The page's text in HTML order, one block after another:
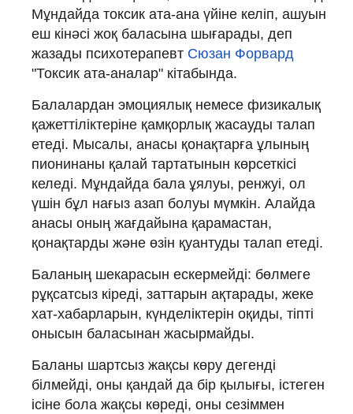
Мұндайда токсик ата-ана үйіне келіп, ашуын
еш кінәсі жоқ баласына шығарады, деп
жазады психотерапевт Сюзан Форвард
"Токсик ата-аналар" кітабында.
Балалардан эмоциялық немесе физикалық
қажеттіліктеріне қамқорлық жасауды талап
етеді. Мысалы, анасы қонақтарға ұлының
пионинаны қалай тартатынын көрсеткісі
келеді. Мұндайда бала ұялуы, ренжуі, ол
үшін бұл нағыз азап болуы мүмкін. Алайда
анасы оның жағдайына қарамастан,
қонақтарды және өзін қуантуды талап етеді.
Баланың шекарасын ескермейді: бөлмеге
рұқсатсыз кіреді, заттарын ақтарады, жеке
хат-хабарларын, күнделіктерін оқиды, тіпті
онысын баласынан жасырмайды.
Баланы шартсыз жақсы көру дегенді
білмейді, оны қандай да бір қылығы, істеген
ісіне бола жақсы көреді, оны сезіммен